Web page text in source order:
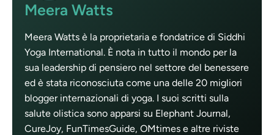
Meera Watts
Meera Watts è la proprietaria e fondatrice di Siddhi
Yoga International. È nota in tutto il mondo per la
sua leadership di pensiero nel settore del benessere
ed è stata riconosciuta come una delle 20 migliori
blogger internazionali di yoga. I suoi scritti sulla
salute olistica sono apparsi su Elephant Journal,
CureJoy, FunTimesGuide, OMtimes e altre riviste